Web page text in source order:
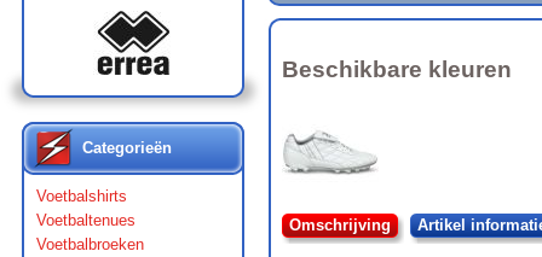
Categorieën
Voetbalshirts
Voetbaltenues
Voetbalbroeken
Beschikbare kleuren
Omschrijving Artikel